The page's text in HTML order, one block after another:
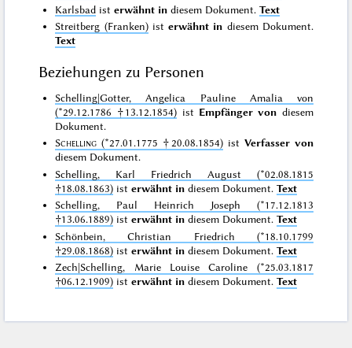
Karlsbad isterwähnt in diesem Dokument.Text
Streitberg (Franken)isterwähnt in diesem Dokument.
Text
Beziehungen zu Personen
Schelling|Gotter, Angelica Pauline Amalia von
(*29.12.1786 †13.12.1854) ist Empfänger von diesem
Dokument.
Schelling (*27.01.1775 †20.08.1854)ist Verfasser von
diesem Dokument.
Schelling, Karl Friedrich August (*02.08.1815
†18.08.1863) isterwähnt in diesem Dokument.Text
Schelling, Paul Heinrich Joseph (*17.12.1813
†13.06.1889) isterwähnt in diesem Dokument.Text
Schönbein, Christian Friedrich (*18.10.1799
†29.08.1868) isterwähnt in diesem Dokument.Text
Zech|Schelling, Marie Louise Caroline (*25.03.1817
†06.12.1909) isterwähnt in diesem Dokument.Text